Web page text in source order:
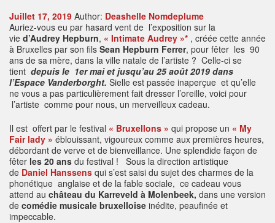
Juillet 17, 2019 Author: Deashelle Nomdeplume
Auriez-vous eu par hasard vent de l’exposition sur la
vie d’Audrey Hepburn, « Intimate Audrey »* , créée cette année
à Bruxelles par son fils Sean Hepburn Ferrer, pour fêter les 90
ans de sa mère, dans la ville natale de l’artiste ? Celle-ci se
tient depuis le 1er mai et jusqu’au 25 août 2019 dans
l’Espace Vanderborght. Sielle est passée inaperçue et qu’elle
ne vous a pas particulièrement fait dresser l’oreille, voici pour
l’artiste comme pour nous, un merveilleux cadeau.
Il est offert par le festival « Bruxellons » qui propose un « My
Fair lady » éblouissant, vigoureux comme aux premières heures,
débordant de verve et de bienveillance. Une splendide façon de
fêter les 20 ans du festival ! Sous la direction artistique
de Daniel Hanssens qui s’est saisi du sujet des charmes de la
phonétique anglaise et de la fable sociale, ce cadeau vous
attend au château du Karreveld à Molenbeek, dans une version
de comédie musicale bruxelloise inédite, peaufinée et
impeccable.